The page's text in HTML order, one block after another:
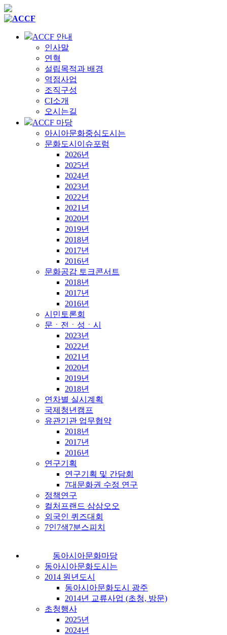
ACCF 안내
인사말
연혁
설립목적과 배경
역점사업
조직구성
CI소개
오시는길
ACCF 마당
아시아문화중심도시는
문화도시이슈포럼
2026년
2025년
2024년
2023년
2022년
2021년
2020년
2019년
2018년
2017년
2016년
문화공감 토크콘서트
2018년
2017년
2016년
시민토론회
문ㆍ전ㆍ성ㆍ시
2023년
2022년
2021년
2020년
2019년
2018년
연차별 실시계획
국제청년캠프
유관기관 업무협약
2018년
2017년
2016년
연구기획
연구기획 및 간담회
7대문화권 수정 연구
정책연구
컬처프랜드 삼삼오오
외국인 퀴즈대회
7인7색7분스피치
동아시아문화마당
동아시아문화도시는
2014 원년도시
동아시아문화도시 광주
2014년 교류사업 (초청, 방문)
초청행사
2025년
2024년